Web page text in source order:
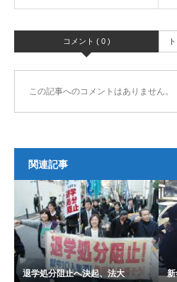
コメント ( 0 )
この記事へのコメントはありません。
関連記事
退学処分阻止へ決起、法大